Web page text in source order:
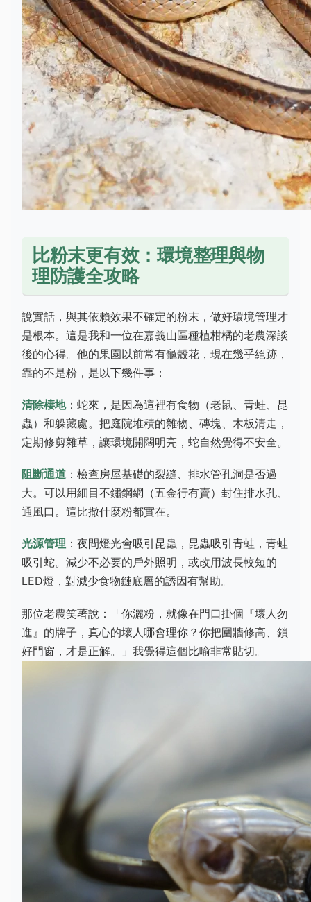
比粉末更有效：環境整理與物
理防護全攻略
說實話，與其依賴效果不確定的粉末，做好環境管理才
是根本。這是我和一位在嘉義山區種植柑橘的老農深談
後的心得。他的果園以前常有龜殼花，現在幾乎絕跡，
靠的不是粉，是以下幾件事：
清除棲地：蛇來，是因為這裡有食物（老鼠、青蛙、昆
蟲）和躲藏處。把庭院堆積的雜物、磚塊、木板清走，
定期修剪雜草，讓環境開闊明亮，蛇自然覺得不安全。
阻斷通道 ：檢查房屋基礎的裂縫、排水管孔洞是否過
大。可以用細目不鏽鋼網（五金行有賣）封住排水孔、
通風口。這比撒什麼粉都實在。
光源管理 ：夜間燈光會吸引昆蟲，昆蟲吸引青蛙，青蛙
吸引蛇。減少不必要的戶外照明，或改用波長較短的
LED燈，對減少食物鏈底層的誘因有幫助。
那位老農笑著說：「你灑粉，就像在門口掛個『壞人勿
進』的牌子，真心的壞人哪會理你？你把圍牆修高、鎖
好門窗，才是正解。」我覺得這個比喻非常貼切。